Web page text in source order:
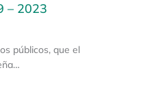
– 2023
públicos, que el